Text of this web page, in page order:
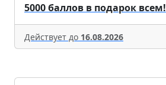
5000 баллов в подарок всем!
Действует до 16.08.2026